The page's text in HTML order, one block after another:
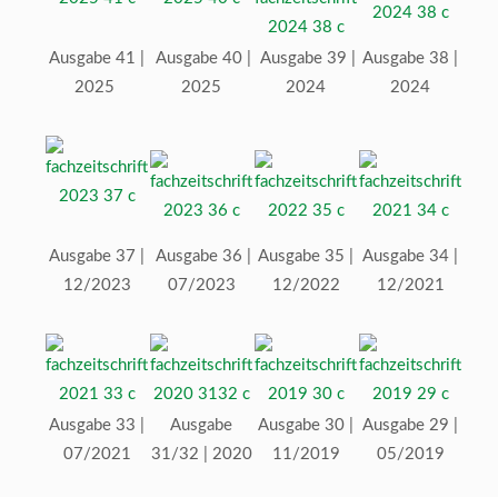
Ausgabe 41 |
2025
Ausgabe 40 |
2025
Ausgabe 39 |
2024
Ausgabe 38 |
2024
Ausgabe 37 |
12/2023
Ausgabe 36 |
07/2023
Ausgabe 35 |
12/2022
Ausgabe 34 |
12/2021
Ausgabe 33 |
07/2021
Ausgabe
31/32 | 2020
Ausgabe 30 |
11/2019
Ausgabe 29 |
05/2019